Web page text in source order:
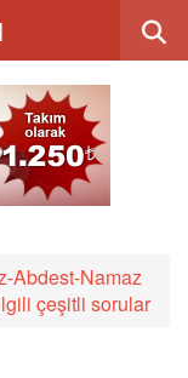
Abdest-Namaz
çeşitli sorular